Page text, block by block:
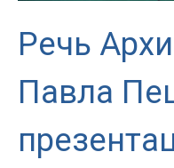
Речь
Павла